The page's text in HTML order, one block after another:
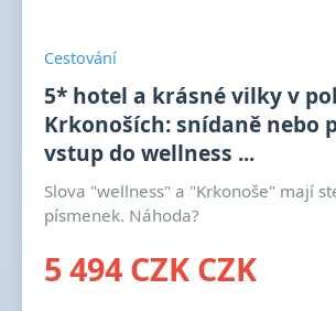
Cestování
5* hotel a krásné vilky v
Krkonoších: snídaně nebo
vstup do wellness ...
Slova "wellness" a "Krkonoše" mají
písmenek. Náhoda?
5 494 CZK CZK